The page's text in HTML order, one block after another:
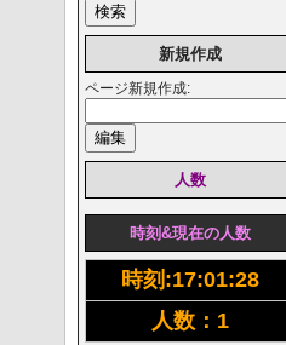
新規作成
ページ新規作成:
人数
時刻&現在の人数
時刻:17:01:29
人数：1